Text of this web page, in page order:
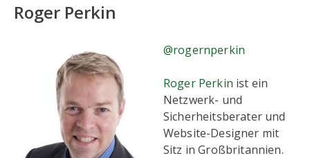
Roger Perkin
@rogernperkin
Roger Perkin ist ein
Netzwerk- und
Sicherheitsberater und
Website-Designer mit
Sitz in Großbritannien.